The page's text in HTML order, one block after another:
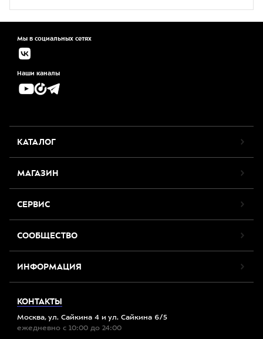
Мы в социальных сетях
Наши каналы
КАТАЛОГ
МАГАЗИН
СЕРВИС
СООБЩЕСТВО
ИНФОРМАЦИЯ
КОНТАКТЫ
Москва, ул. Сайкина 4 и ул. Сайкина 6/5
ежедневно с 10:00 до 24:00